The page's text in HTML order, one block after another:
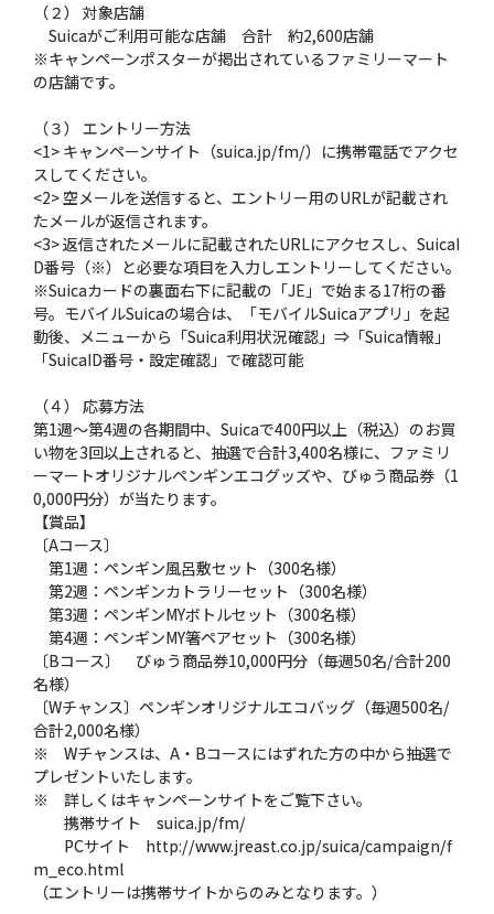
（２） 対象店舗
Suicaがご利用可能な店舗 合計 約2,600店舗
※キャンペーンポスターが掲出されているファミリーマート
の店舗です。
（３） エントリー方法
<1> キャンペーンサイト（suica.jp/fm/）に携帯電話でアクセ
スしてください。
<2> 空メールを送信すると、エントリー用のURLが記載され
たメールが返信されます。
<3> 返信されたメールに記載されたURLにアクセスし、SuicaI
D番号（※）と必要な項目を入力しエントリーしてください。
※Suicaカードの裏面右下に記載の「JE」で始まる17桁の番
号。モバイルSuicaの場合は、「モバイルSuicaアプリ」を起
動後、メニューから「Suica利用状況確認」⇒「Suica情報」
「SuicaID番号・設定確認」で確認可能
（４） 応募方法
第1週〜第4週の各期間中、Suicaで400円以上（税込）のお買
い物を3回以上されると、抽選で合計3,400名様に、ファミリ
ーマートオリジナルペンギンエコグッズや、びゅう商品券（1
0,000円分）が当たります。
【賞品】
〔Aコース〕
第1週：ペンギン風呂敷セット（300名様）
第2週：ペンギンカトラリーセット（300名様）
第3週：ペンギンMYボトルセット（300名様）
第4週：ペンギンMY箸ペアセット（300名様）
〔Bコース〕 びゅう商品券10,000円分（毎週50名/合計200
名様）
〔Wチャンス〕ペンギンオリジナルエコバッグ（毎週500名/
合計2,000名様）
※ Wチャンスは、A・Bコースにはずれた方の中から抽選で
プレゼントいたします。
※ 詳しくはキャンペーンサイトをご覧下さい。
携帯サイト suica.jp/fm/
PCサイト http://www.jreast.co.jp/suica/campaign/f
m_eco.html
（エントリーは携帯サイトからのみとなります。）